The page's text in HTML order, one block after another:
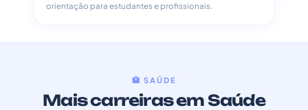
orientação para estudantes e profissionais.
🏥 SAÚDE
Mais carreiras em Saúde